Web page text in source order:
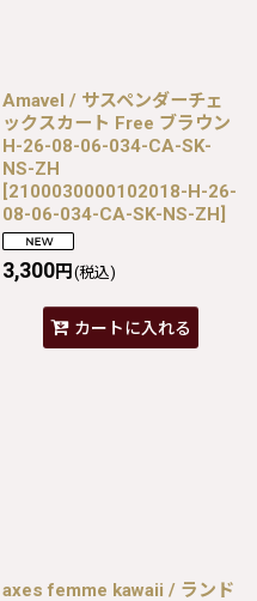
Amavel / サスペンダーチェ
ックスカート Free ブラウン
H-26-08-06-034-CA-SK-
NS-ZH
[2100030000102018-H-26-
08-06-034-CA-SK-NS-ZH]
3,300円 (税込)
カートに入れる
axes femme kawaii / ランド